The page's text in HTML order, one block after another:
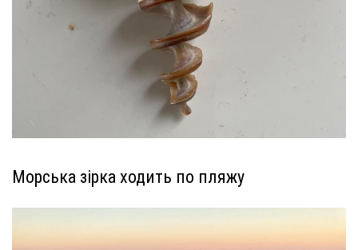
Морська зірка ходить по пляжу